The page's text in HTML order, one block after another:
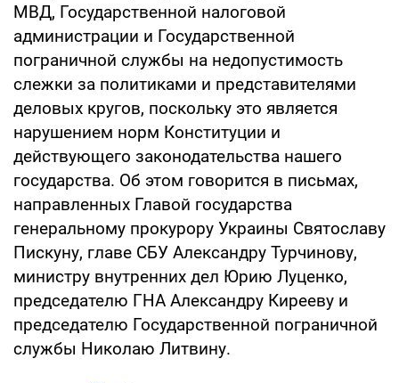
МВД, Государственной налоговой
администрации и Государственной
пограничной службы на недопустимость
слежки за политиками и представителями
деловых кругов, поскольку это является
нарушением норм Конституции и
действующего законодательства нашего
государства. Об этом говорится в письмах,
направленных Главой государства
генеральному прокурору Украины Святославу
Пискуну, главе СБУ Александру Турчинову,
министру внутренних дел Юрию Луценко,
председателю ГНА Александру Кирееву и
председателю Государственной пограничной
службы Николаю Литвину.